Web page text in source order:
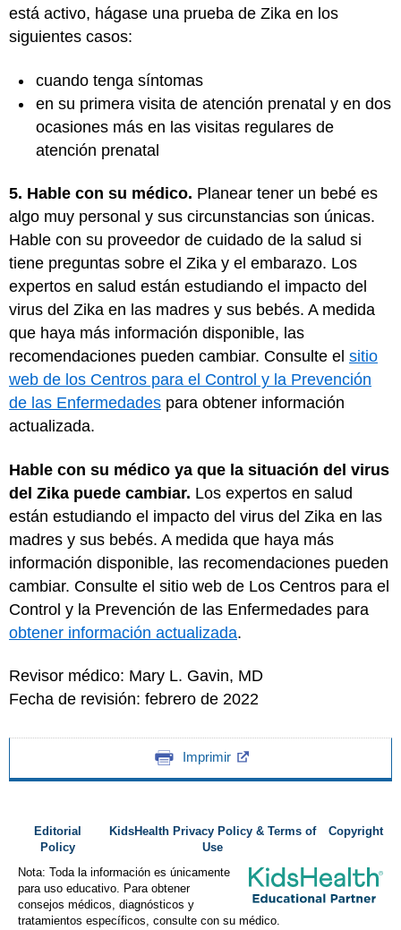
está activo, hágase una prueba de Zika en los
siguientes casos:
cuando tenga síntomas
en su primera visita de atención prenatal y en dos
ocasiones más en las visitas regulares de
atención prenatal
5. Hable con su médico. Planear tener un bebé es
algo muy personal y sus circunstancias son únicas.
Hable con su proveedor de cuidado de la salud si
tiene preguntas sobre el Zika y el embarazo. Los
expertos en salud están estudiando el impacto del
virus del Zika en las madres y sus bebés. A medida
que haya más información disponible, las
recomendaciones pueden cambiar. Consulte el sitio
web de los Centros para el Control y la Prevención
de las Enfermedades para obtener información
actualizada.
Hable con su médico ya que la situación del virus
del Zika puede cambiar. Los expertos en salud
están estudiando el impacto del virus del Zika en las
madres y sus bebés. A medida que haya más
información disponible, las recomendaciones pueden
cambiar. Consulte el sitio web de Los Centros para el
Control y la Prevención de las Enfermedades para
obtener información actualizada.
Revisor médico: Mary L. Gavin, MD
Fecha de revisión: febrero de 2022
Imprimir
Editorial
Policy
KidsHealth Privacy Policy & Terms of
Use
Copyright
Nota: Toda la información es únicamente
para uso educativo. Para obtener
consejos médicos, diagnósticos y
tratamientos específicos, consulte con su médico.